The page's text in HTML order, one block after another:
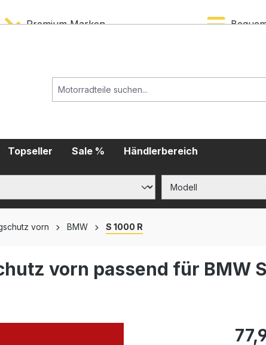
Premium Marken
Topseller Sale % Händlerbereich
vorn BMW S 1000 R
vorn passend für BMW